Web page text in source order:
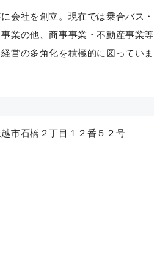
会社を創立。現在では乗合バス・
業の他、商事事業・不動産事業等
営の多角化を積極的に図っていま
市石橋２丁目１２番５２号